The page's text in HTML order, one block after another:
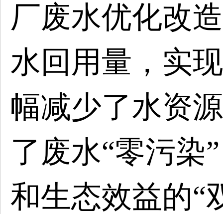
厂废水优化改
水回用量，实
幅减少了水资
了废水“零污染
和生态效益的“